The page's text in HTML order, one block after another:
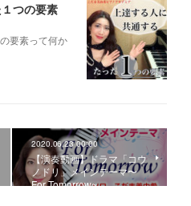
つの要素
要素って何か
2020.06.23 00:00
【演奏動画】ドラマ「コウ
ノドリ」メインテーマ〜
For Tomorrow~